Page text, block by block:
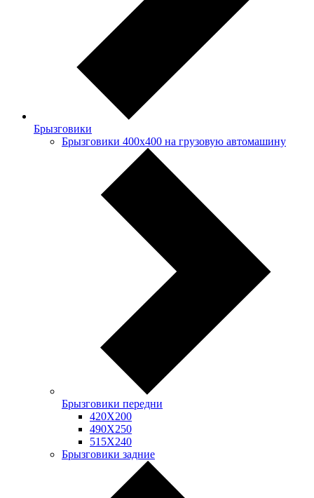
Брызговики
Брызговики 400х400 на грузовую автомашину
Брызговики передни
420Х200
490Х250
515Х240
Брызговики задние